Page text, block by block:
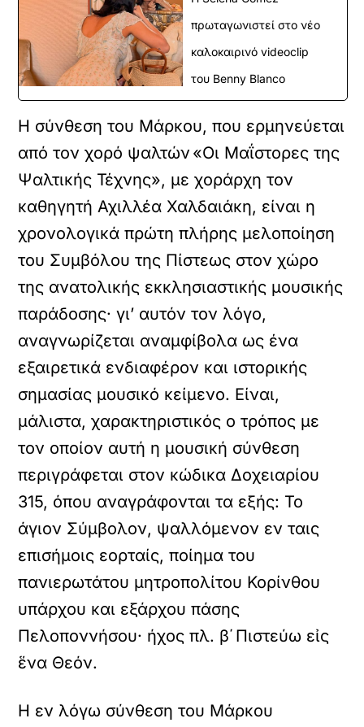
πρωταγωνιστεί στο νέο
καλοκαιρινό videoclip
του Benny Blanco
Η σύνθεση του Μάρκου, που ερμηνεύεται
από τον χορό ψαλτών «Οι Μαΐστορες της
Ψαλτικής Τέχνης», με χοράρχη τον
καθηγητή Αχιλλέα Χαλδαιάκη, είναι η
χρονολογικά πρώτη πλήρης μελοποίηση
του Συμβόλου της Πίστεως στον χώρο
της ανατολικής εκκλησιαστικής μουσικής
παράδοσης· γι’ αυτόν τον λόγο,
αναγνωρίζεται αναμφίβολα ως ένα
εξαιρετικά ενδιαφέρον και ιστορικής
σημασίας μουσικό κείμενο. Είναι,
μάλιστα, χαρακτηριστικός ο τρόπος με
τον οποίον αυτή η μουσική σύνθεση
περιγράφεται στον κώδικα Δοχειαρίου
315, όπου αναγράφονται τα εξής: Το
άγιον Σύμβολον, ψαλλόμενον εν ταις
επισήμοις εορταίς, ποίημα του
πανιερωτάτου μητροπολίτου Κορίνθου
υπάρχου και εξάρχου πάσης
Πελοποννήσου· ήχος πλ. β΄ Πιστεύω εἰς
ἕνα Θεόν.
Η εν λόγω σύνθεση του Μάρκου